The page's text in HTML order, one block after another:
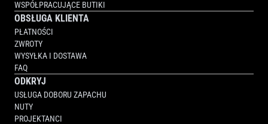
WSPÓŁPRACUJĄCE BUTIKI
OBSŁUGA KLIENTA
PŁATNOŚCI
ZWROTY
WYSYŁKA I DOSTAWA
FAQ
ODKRYJ
USŁUGA DOBORU ZAPACHU
NUTY
PROJEKTANCI